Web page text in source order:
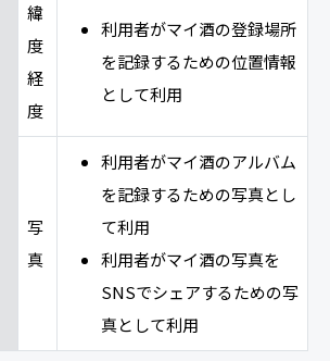
緯
度
経
度
利用者がマイ酒の登録場所
を記録するための位置情報
として利用
写
真
利用者がマイ酒のアルバム
を記録するための写真とし
て利用
利用者がマイ酒の写真を
SNSでシェアするための写
真として利用